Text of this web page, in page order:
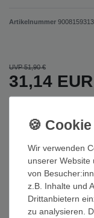
Artikelnummer
UVP 51,90 €
31,14 EUR
Auf Lager:
Wir verwenden
unserer Website
von
z.B. Inhalte und
Drittanbietern
zu analysieren.